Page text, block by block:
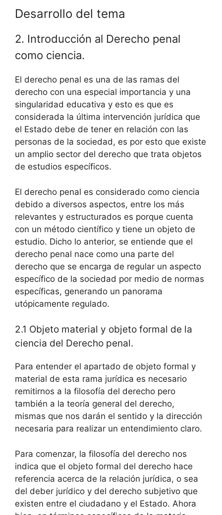
Desarrollo del tema
2. Introducción al Derecho penal
como ciencia.
El derecho penal es una de las ramas del
derecho con una especial importancia y una
singularidad educativa y esto es que es
considerada la última intervención jurídica que
el Estado debe de tener en relación con las
personas de la sociedad, es por esto que existe
un amplio sector del derecho que trata objetos
de estudios específicos.
El derecho penal es considerado como ciencia
debido a diversos aspectos, entre los más
relevantes y estructurados es porque cuenta
con un método científico y tiene un objeto de
estudio. Dicho lo anterior, se entiende que el
derecho penal nace como una parte del
derecho que se encarga de regular un aspecto
específico de la sociedad por medio de normas
específicas, generando un panorama
utópicamente regulado.
2.1 Objeto material y objeto formal de la
ciencia del Derecho penal.
Para entender el apartado de objeto formal y
material de esta rama jurídica es necesario
remitirnos a la filosofía del derecho pero
también a la teoría general del derecho,
mismas que nos darán el sentido y la dirección
necesaria para realizar un entendimiento claro.
Para comenzar, la filosofía del derecho nos
indica que el objeto formal del derecho hace
referencia acerca de la relación jurídica, o sea
del deber jurídico y del derecho subjetivo que
existen entre el ciudadano y el Estado. Ahora